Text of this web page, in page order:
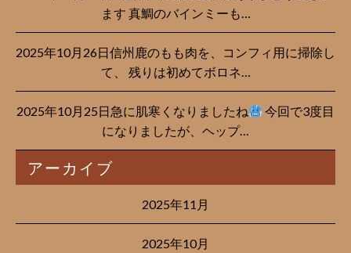
ます 真鯛のバインミーも…
2025年10月26日信州鹿のもも肉を、コンフィ用に掃除し
て、 残りは初めてボロネ…
2025年10月25日急に肌寒くなりましたね
今回で3度目
になりましたが、ヘップ…
アーカイブ
2025年11月
2025年10月